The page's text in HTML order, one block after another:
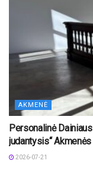
AKMENĖ
Personalinė
judantysis“
2026-07-21